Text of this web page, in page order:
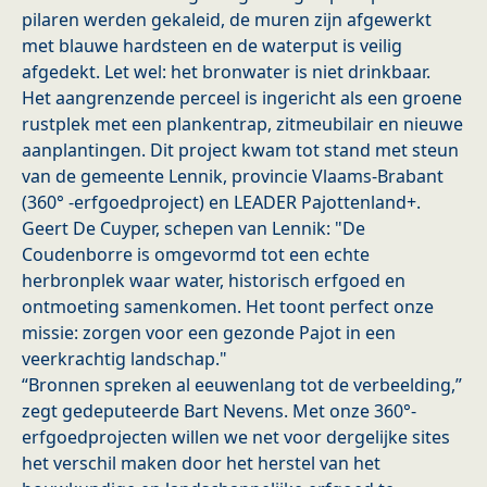
pilaren werden gekaleid, de muren zijn afgewerkt
met blauwe hardsteen en de waterput is veilig
afgedekt. Let wel: het bronwater is niet drinkbaar.
Het aangrenzende perceel is ingericht als een groene
rustplek met een plankentrap, zitmeubilair en nieuwe
aanplantingen. Dit project kwam tot stand met steun
van de gemeente Lennik, provincie Vlaams-Brabant
(360° -erfgoedproject) en LEADER Pajottenland+.
Geert De Cuyper, schepen van Lennik: "De
Coudenborre is omgevormd tot een echte
herbronplek waar water, historisch erfgoed en
ontmoeting samenkomen. Het toont perfect onze
missie: zorgen voor een gezonde Pajot in een
veerkrachtig landschap."
“Bronnen spreken al eeuwenlang tot de verbeelding,”
zegt gedeputeerde Bart Nevens. Met onze 360°-
erfgoedprojecten willen we net voor dergelijke sites
het verschil maken door het herstel van het